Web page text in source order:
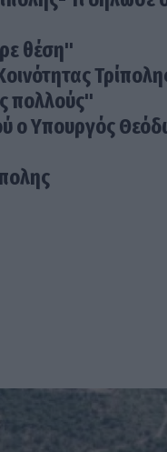
θέση"
πολλούς"
ο Υπουργός